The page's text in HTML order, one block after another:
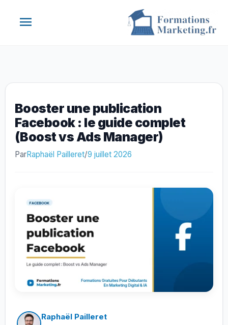
Menu
Booster une publication
Facebook : le guide complet
(Boost vs Ads Manager)
ParRaphaël Pailleret/9 juillet 2026
Raphaël Pailleret